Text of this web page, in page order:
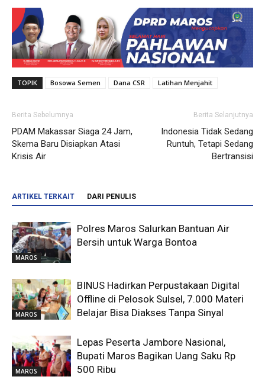
TOPIK Bosowa Semen Dana CSR Latihan Menjahit
Berita Sebelumnya
PDAM Makassar Siaga 24 Jam,
Skema Baru Disiapkan Atasi
Krisis Air
Berita Selanjutnya
Indonesia Tidak Sedang
Runtuh, Tetapi Sedang
Bertransisi
ARTIKEL TERKAIT DARI PENULIS
MAROS
Polres Maros Salurkan Bantuan Air
Bersih untuk Warga Bontoa
MAROS
BINUS Hadirkan Perpustakaan Digital
Offline di Pelosok Sulsel, 7.000 Materi
Belajar Bisa Diakses Tanpa Sinyal
MAROS
Lepas Peserta Jambore Nasional,
Bupati Maros Bagikan Uang Saku Rp
500 Ribu